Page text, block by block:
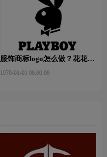
服饰商标logo怎么做？花花公
1970-01-01 08:00:00